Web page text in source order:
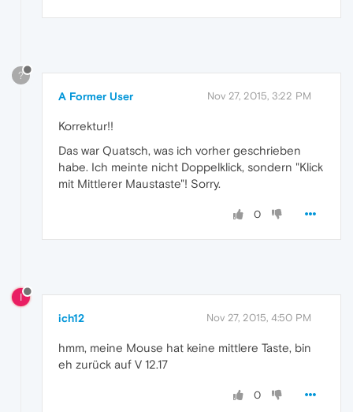
?
A Former User Nov 27, 2015, 3:22 PM
Korrektur!!
Das war Quatsch, was ich vorher geschrieben
habe. Ich meinte nicht Doppelklick, sondern "Klick
mit Mittlerer Maustaste"! Sorry.
0
I
ich12 Nov 27, 2015, 4:50 PM
hmm, meine Mouse hat keine mittlere Taste, bin
eh zurück auf V 12.17
0